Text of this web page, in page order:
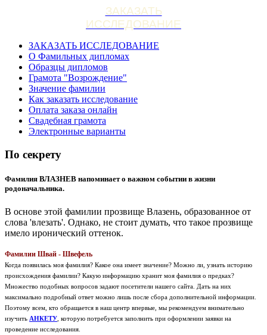
ЗАКАЗАТЬ
ИССЛЕДОВАНИЕ
ЗАКАЗАТЬ ИССЛЕДОВАНИЕ
О Фамильных дипломах
Образцы дипломов
Грамота "Возрождение"
Значение фамилии
Как заказать исследование
Оплата заказа онлайн
Свадебная грамота
Электронные варианты
По секрету
Фамилия ВЛАЗНЕВ напоминает о важном событии в жизни
родоначальника.
В основе этой фамилии прозвище Влазень, образованное от
слова 'влезать'. Однако, не стоит думать, что такое прозвище
имело иронический оттенок.
Фамилии Швай - Швефель
Когда появилась моя фамилия? Какое она имеет значение? Можно ли, узнать историю
происхождения фамилии? Какую информацию хранит моя фамилия о предках?
Множество подобных вопросов задают посетители нашего сайта. Дать на них
максимально подробный ответ можно лишь после сбора дополнительной информации.
Поэтому всем, кто обращается в наш центр впервые, мы рекомендуем внимательно
изучить АНКЕТУ , которую потребуется заполнить при оформлении заявки на
проведение исследования.